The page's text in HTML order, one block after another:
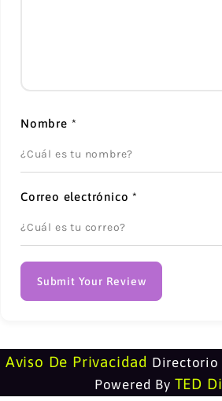
Nombre *
Correo electrónico*
Submit Your Review
Aviso De Privacidad Directorio
Powered By TED